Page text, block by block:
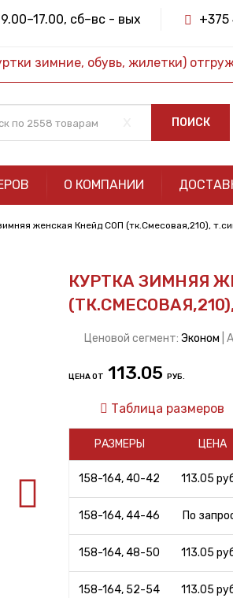
сб–вс - вых +375
зимние, обувь, жилетки)
ПОИСК
О КОМПАНИИ
женская Кнейд СОП (тк.Смесовая,210),
КУРТКА ЗИМНЯЯ
Ценовой сегмент: Эконом |
ЦЕНА ОТ 113.05 РУБ.
Таблица размеров
РАЗМЕРЫ ЦЕНА
158-164, 40-42 113.05
158-164, 44-46 По
158-164, 48-50 113.05
158-164, 52-54 113.05